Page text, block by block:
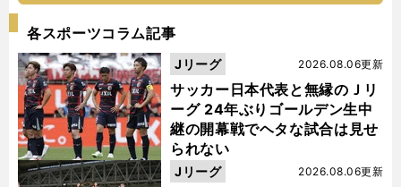
各スポーツコラム記事
サッカー日本代表と無縁のＪリ
ーグ 24年ぶりゴールデン生中
継の開幕戦でヘタな試合は見せ
られない
2026.08.06更新
Jリーグ
2026.08.06更新
Jリーグ